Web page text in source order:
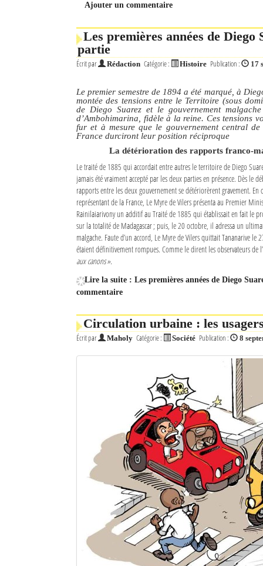
Ajouter un commentaire
Les premières années de Diego
partie
Écrit par Rédaction Catégorie : Histoire Publication : 17
Le premier semestre de 1894 a été marqué, à
montée des tensions entre le Territoire (sous
de Diego Suarez et le gouvernement
d’Ambohimarina, fidèle à la reine. Ces tensions
fur et à mesure que le gouvernement central
France durciront leur position réciproque
La détérioration des rapports franco-
Le traité de 1885 qui accordait entre autres le territoire de Diego
jamais été vraiment accepté par les deux parties en présence. Dès le
rapports entre les deux gouvernement se détériorèrent gravement.
représentant de la France, Le Myre de Vilers présenta au Premier
Rainilaiarivony un additif au Traité de 1885 qui établissait en fait le
sur la totalité de Madagascar ; puis, le 20 octobre, il adressa un
malgache. Faute d’un accord, Le Myre de Vilers quittait Tananarive le
étaient définitivement rompues. Comme le dirent les observateurs de
aux canons ».
Lire la suite : Les premières années de Diego
commentaire
Circulation urbaine : les
Écrit par Maholy Catégorie : Société Publication : 8